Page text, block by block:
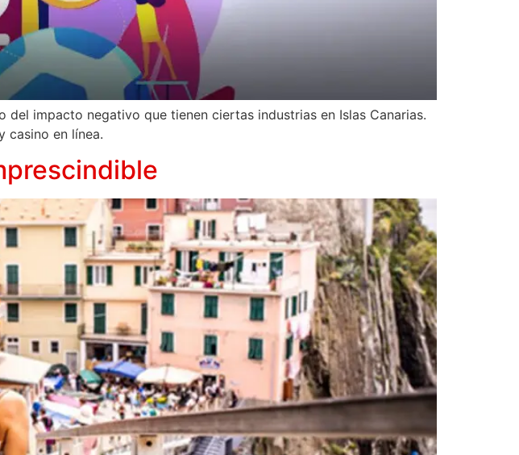
impacto negativo que tienen ciertas industrias en Islas Canarias.
casino en línea.